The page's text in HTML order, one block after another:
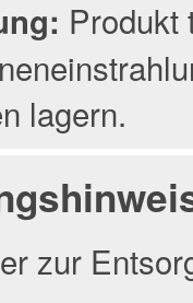
Produkt
lagern.
zur